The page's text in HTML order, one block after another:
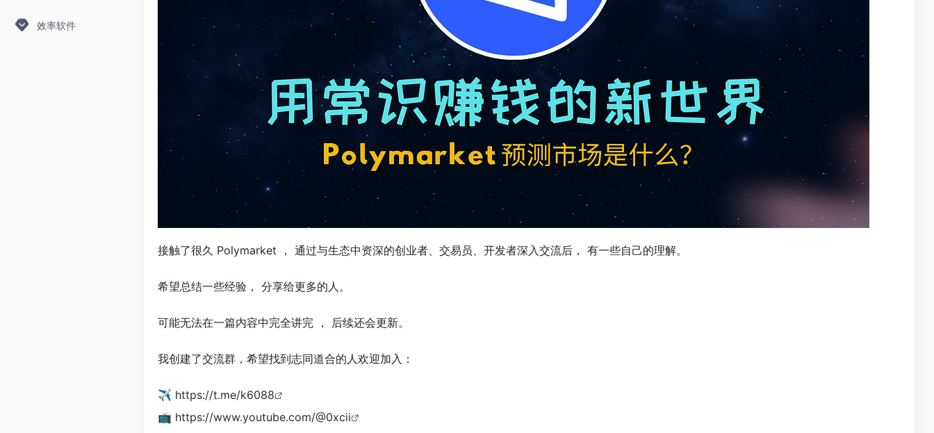
效率软件
接触了很久 Polymarket ， 通过与生态中资深的创业者、交易员、开发者深入交流后， 有一些自己的理解。
希望总结一些经验， 分享给更多的人。
可能无法在一篇内容中完全讲完 ， 后续还会更新。
我创建了交流群，希望找到志同道合的人欢迎加入：
✈️ https://t.me/k6088
📺 https://www.youtube.com/@0xcii